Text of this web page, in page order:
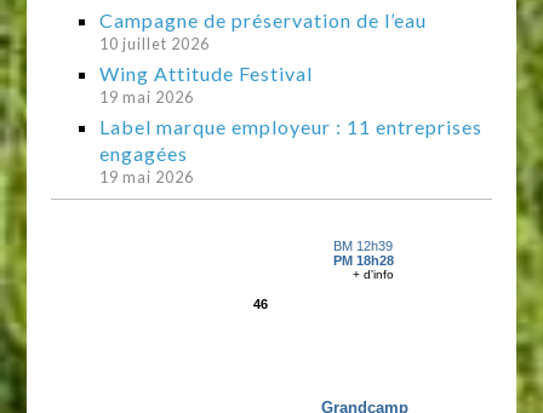
Campagne de préservation de l’eau
10 juillet 2026
Wing Attitude Festival
19 mai 2026
Label marque employeur : 11 entreprises
engagées
19 mai 2026